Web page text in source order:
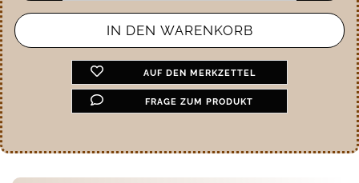
AUF DEN MERKZETTEL
FRAGE ZUM PRODUKT